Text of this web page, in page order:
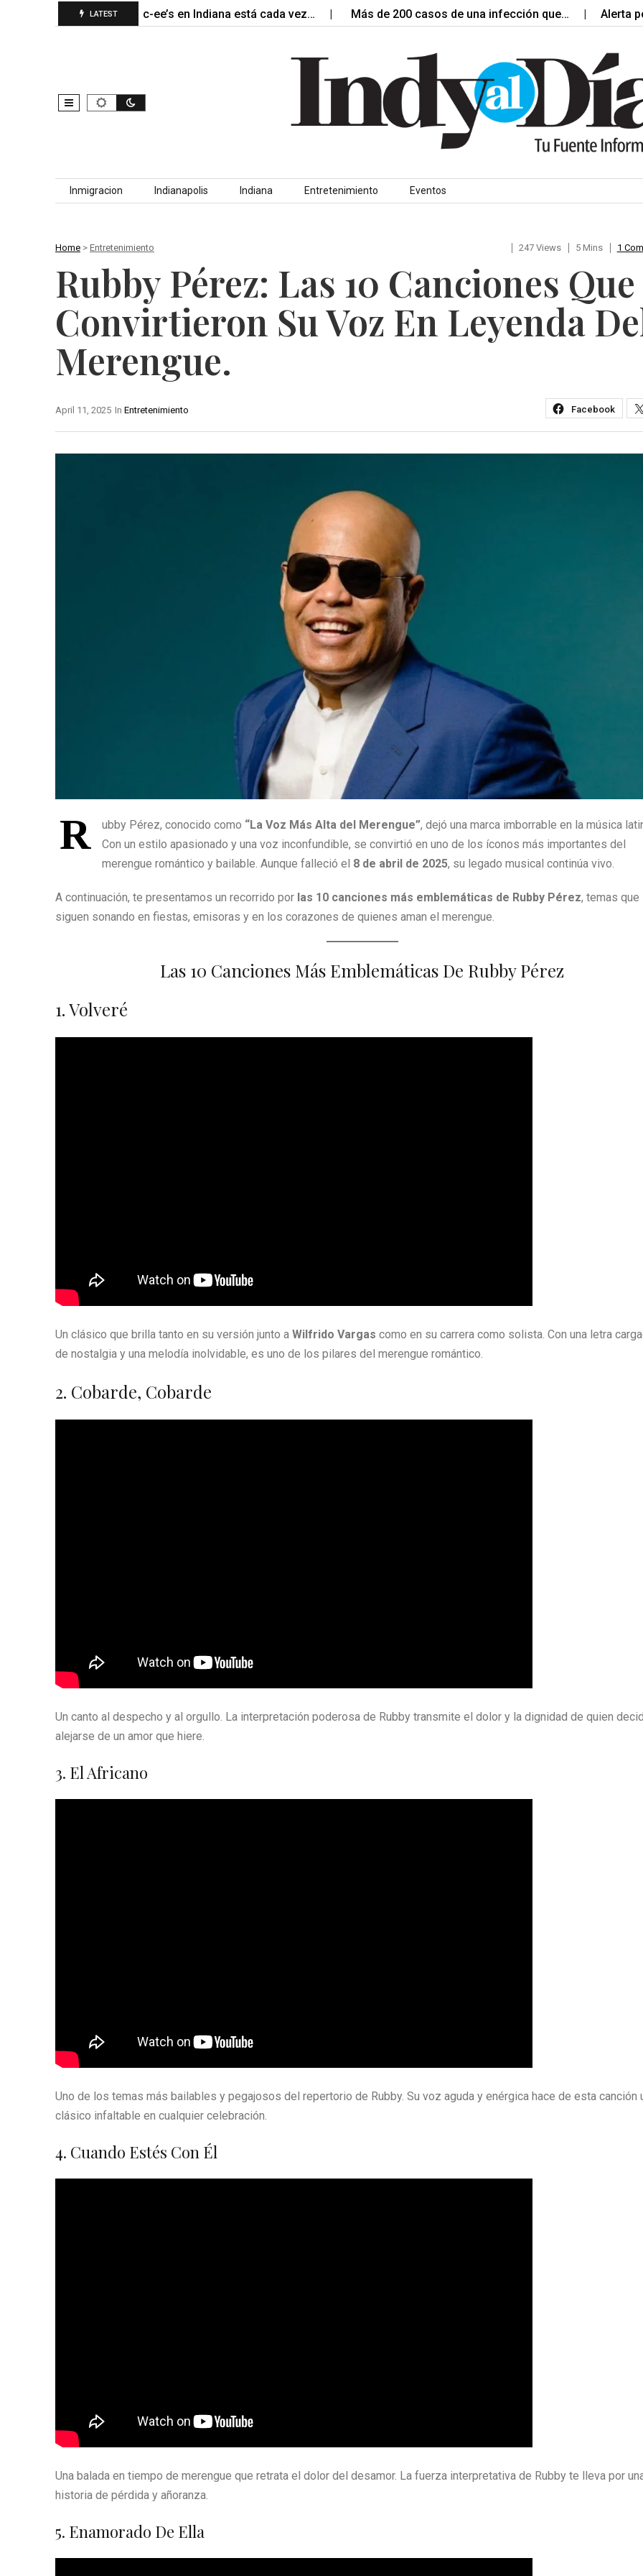
LATEST
El primer Buc-ee’s en Indiana está cada vez… Más de 200 casos de una infección que… Alerta por
Skip to content
Inmigracion Indianapolis Indiana Entretenimiento Eventos
Home > Entretenimiento 247 Views 5 Mins 1
Rubby Pérez: Las 10 Canciones Que
Convirtieron Su Voz En Leyenda
Merengue.
In Entretenimiento
April 11, 2025 Facebook
R ubby Pérez, conocido como “La Voz Más Alta del Merengue”, dejó una marca imborrable en la música
Con un estilo apasionado y una voz inconfundible, se convirtió en uno de los íconos más importantes del
merengue romántico y bailable. Aunque falleció el 8 de abril de 2025, su legado musical continúa vivo.
A continuación, te presentamos un recorrido por las 10 canciones más emblemáticas de Rubby Pérez, temas que
siguen sonando en fiestas, emisoras y en los corazones de quienes aman el merengue.
Las 10 Canciones Más Emblemáticas De Rubby Pérez
1. Volveré
Un clásico que brilla tanto en su versión junto a Wilfrido Vargas como en su carrera como solista. Con una letra
de nostalgia y una melodía inolvidable, es uno de los pilares del merengue romántico.
2. Cobarde, Cobarde
Un canto al despecho y al orgullo. La interpretación poderosa de Rubby transmite el dolor y la dignidad de quien
alejarse de un amor que hiere.
3. El Africano
Uno de los temas más bailables y pegajosos del repertorio de Rubby. Su voz aguda y enérgica hace de esta canción
clásico infaltable en cualquier celebración.
4. Cuando Estés Con Él
Una balada en tiempo de merengue que retrata el dolor del desamor. La fuerza interpretativa de Rubby te lleva por
historia de pérdida y añoranza.
5. Enamorado De Ella